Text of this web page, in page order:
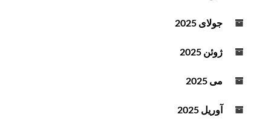
جولای 2025
ژوئن 2025
می 2025
آوریل 2025